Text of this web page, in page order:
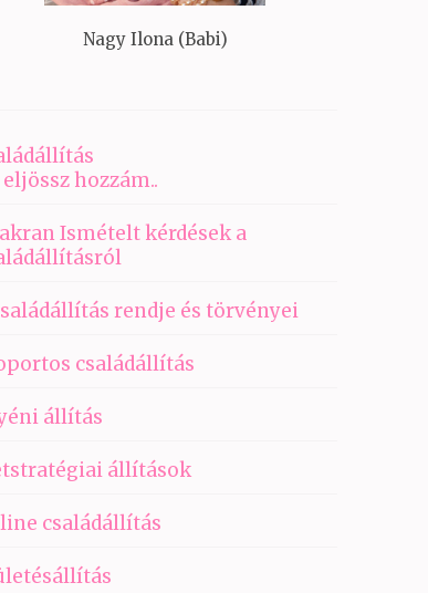
Nagy Ilona (Babi)
hozzám..
Ismételt kérdések a
rendje és törvényei
családállítás
állítás
állítások
családállítás